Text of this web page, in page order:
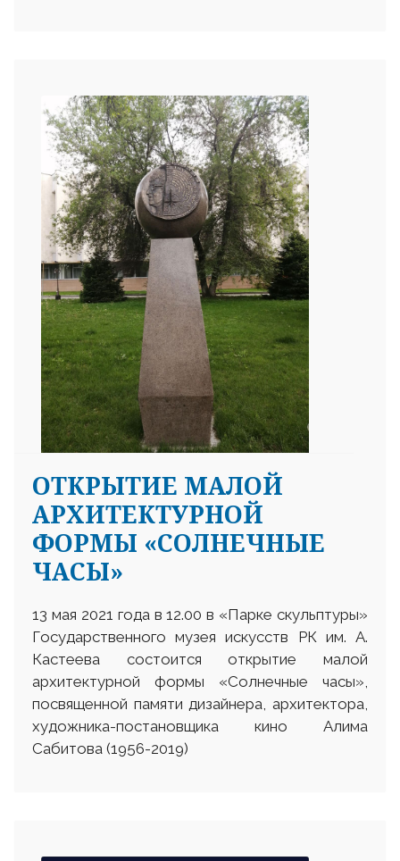
ОТКРЫТИЕ МАЛОЙ
АРХИТЕКТУРНОЙ
ФОРМЫ «СОЛНЕЧНЫЕ
ЧАСЫ»
13 мая 2021 года в 12.00 в «Парке скульптуры»
Государственного музея искусств РК им. А.
Кастеева состоится открытие малой
архитектурной формы «Солнечные часы»,
посвященной памяти дизайнера, архитектора,
художника-постановщика кино Алима
Сабитова (1956-2019)